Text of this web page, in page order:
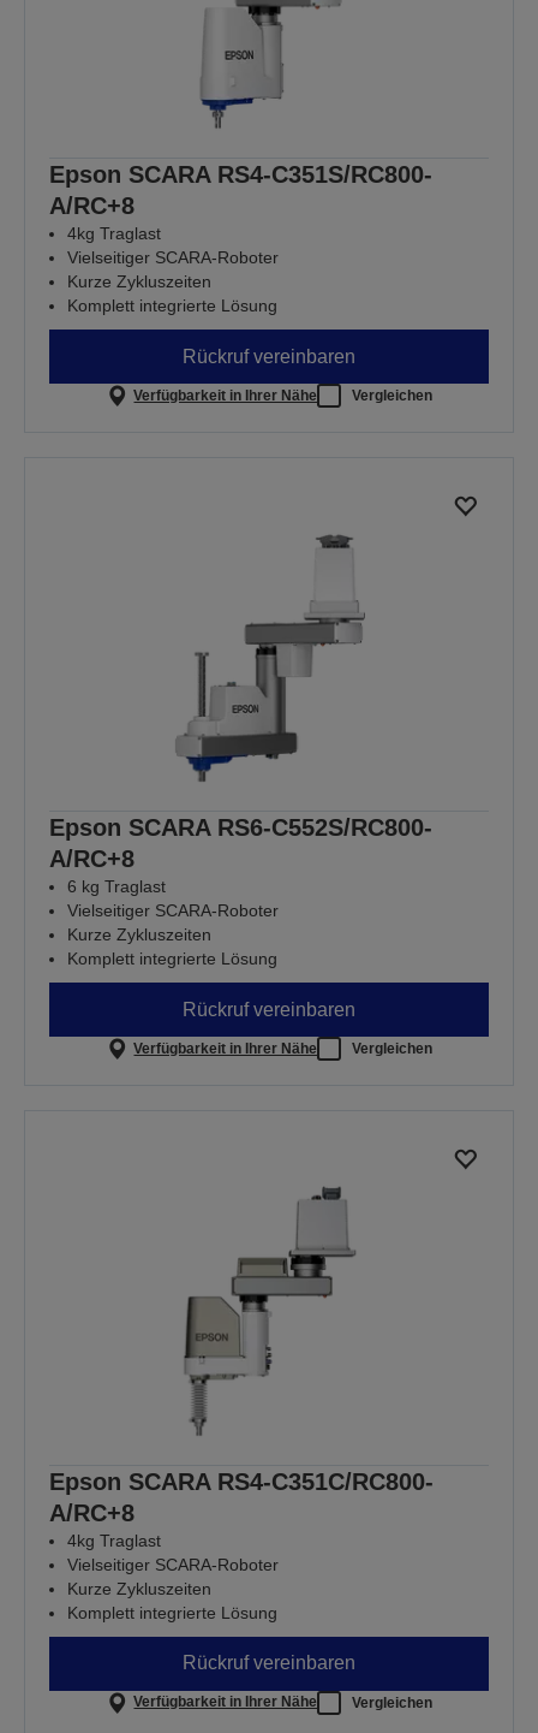
Epson SCARA RS4-C351S/RC800-
A/RC+8
4kg Traglast
Vielseitiger SCARA-Roboter
Kurze Zykluszeiten
Komplett integrierte Lösung
Rückruf vereinbaren
Verfügbarkeit in Ihrer Nähe Vergleichen
Epson SCARA RS6-C552S/RC800-
A/RC+8
6 kg Traglast
Vielseitiger SCARA-Roboter
Kurze Zykluszeiten
Komplett integrierte Lösung
Rückruf vereinbaren
Verfügbarkeit in Ihrer Nähe Vergleichen
Epson SCARA RS4-C351C/RC800-
A/RC+8
4kg Traglast
Vielseitiger SCARA-Roboter
Kurze Zykluszeiten
Komplett integrierte Lösung
Rückruf vereinbaren
Verfügbarkeit in Ihrer Nähe Vergleichen